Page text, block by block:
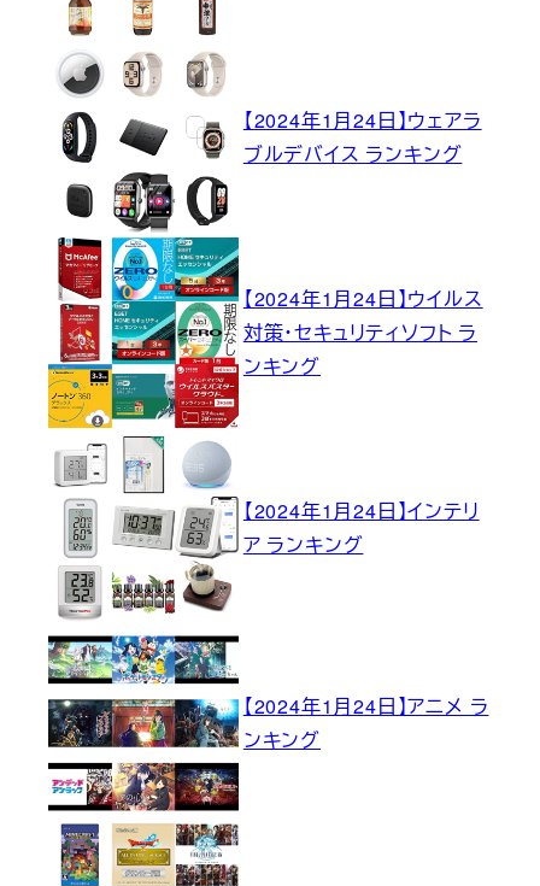
【2024年1月24日】ウェアラ
ブルデバイス ランキング
【2024年1月24日】ウイルス
対策・セキュリティソフト ラ
ンキング
【2024年1月24日】インテリ
ア ランキング
【2024年1月24日】アニメ ラ
ンキング